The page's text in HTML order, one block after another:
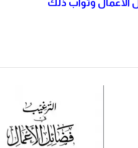
الأعمال وثواب ذلك